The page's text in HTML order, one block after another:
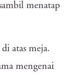
menatap
atas meja.
mengenai